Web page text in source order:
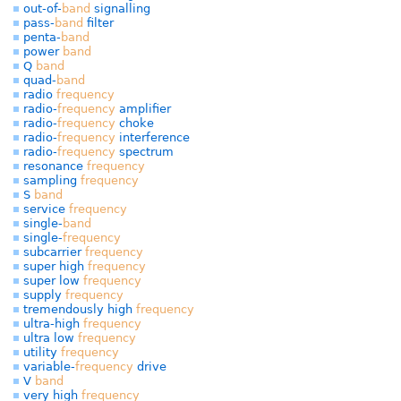
out-of- band signalling
pass- band filter
penta- band
power band
Q band
quad- band
radio frequency
radio-frequency amplifier
radio-frequency choke
radio-frequency interference
radio-frequency spectrum
resonance frequency
sampling frequency
S band
service frequency
single- band
single-frequency
subcarrier frequency
super high frequency
super low frequency
supply frequency
tremendously high frequency
ultra-high frequency
ultra low frequency
utility frequency
variable-frequency drive
V band
very high frequency